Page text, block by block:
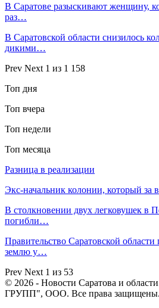
В Саратове разыскивают женщину,
раз…
В Саратовской области снизилось
дикими…
Prev Next 1 из 1 158
Топ дня
Топ вчера
Топ недели
Топ месяца
Разница в реализации
Экс-начальник колонии, который за
В столкновении двух легковушек в
погибли…
Правительство Саратовской
землю у…
Prev Next 1 из 53
© 2026 - Новости Саратова и
ГРУПП", ООО. Все права защищены.